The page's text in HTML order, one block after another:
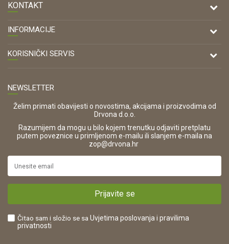
KONTAKT
DRVONA D.O.O.
Antuna Mihanovića 7,
47000 Karlovac
OIB:
42821181683
16280
https://www.drvona.hr/
POREZNI BROJ:
INFORMACIJE
O nama
KORISNIČKI SERVIS
Zaštita privatnosti i osobnih podataka
Korištenje kolačića
Pravo na odustajanje i jednostrani raskid ugovora
Reklamacije
Plaćanje karticama
Što dobivam registracijom?
NEWSLETTER
Želim primati obavijesti o novostima, akcijama i proizvodima od
Drvona d.o.o.
Razumijem da mogu u bilo kojem trenutku odjaviti pretplatu
putem poveznice u primljenom e-mailu ili slanjem e-maila na
zop@drvona.hr
Prijavite se
Čitao sam i složio se sa Uvjetima poslovanja i pravilima
privatnosti